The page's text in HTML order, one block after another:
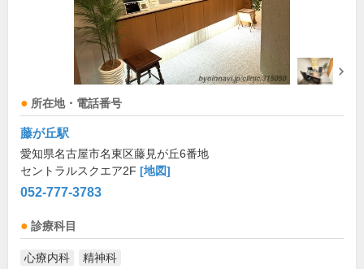
所在地・電話番号
藤が丘駅
愛知県名古屋市名東区藤見が丘6番地
セントラルスクエア2F [地図]
052-777-3783
診療科目
心療内科 精神科